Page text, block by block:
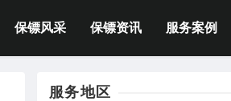
保镖风采 保镖资讯 服务案例
服务地区